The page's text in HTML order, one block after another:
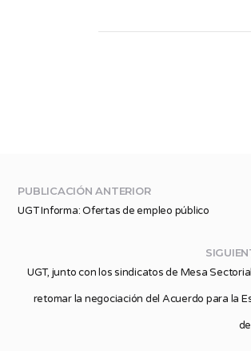
PUBLICACIÓN ANTERIOR
UGT Informa: Ofertas de empleo público
UGT, junto con los sindicatos de Mesa
retomar la negociación del Acuerdo para la